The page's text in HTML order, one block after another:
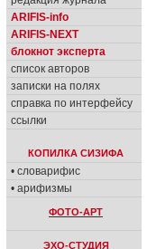
ARIFIS-info
ARIFIS-NEXT
блокнот эксперта
список авторов
записки на полях
справка по интерфейсу
ссылки
КОПИЛКА СИЗИФА
• словарифис
• арифизмы
ФОТО-АРТ
ЭХО-СТУДИЯ